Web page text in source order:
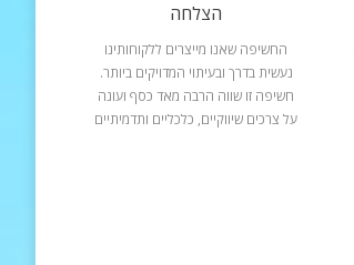
הצלחה
החשיפה שאנו מייצרים ללקוחותינו
נעשית בדרך ובעיתוי המדויקים ביותר.
חשיפה זו שווה הרבה מאד כסף ועונה
על צרכים שיווקיים, כלכליים ותדמיתיים